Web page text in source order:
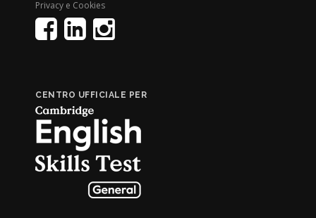
Privacy e Cookies
CENTRO UFFICIALE PER